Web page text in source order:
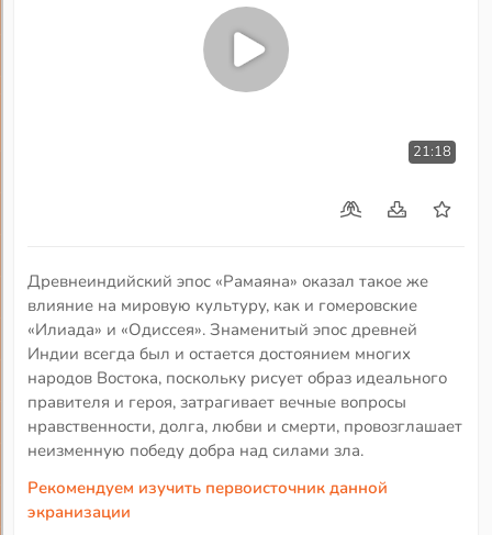
21:18
Древнеиндийский эпос «Рамаяна» оказал такое же
влияние на мировую культуру, как и гомеровские
«Илиада» и «Одиссея». Знаменитый эпос древней
Индии всегда был и остается достоянием многих
народов Востока, поскольку рисует образ идеального
правителя и героя, затрагивает вечные вопросы
нравственности, долга, любви и смерти, провозглашает
неизменную победу добра над силами зла.
Рекомендуем изучить первоисточник данной
экранизации